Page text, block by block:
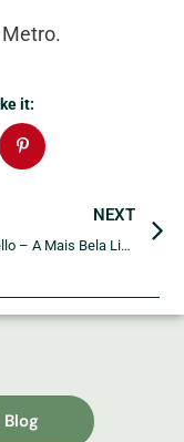
it:
NEXT
Livraria Lello – A Mais Bela Livraria do Mundo